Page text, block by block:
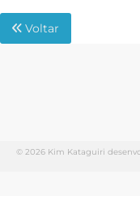
Voltar
© 2026 Kim Kataguiri